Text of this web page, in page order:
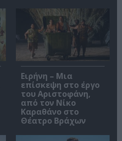
Ειρήνη – Μια
επίσκεψη στο έργο
του Αριστοφάνη,
από τον Νίκο
Καραθάνο στο
Θέατρο Βράχων